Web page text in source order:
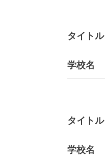
タイトル
学校名
タイトル
学校名